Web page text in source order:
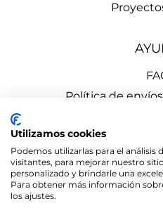
Política de
Política de
Política
Utilizamos cookies
Podemos utilizarlas para el análisis
visitantes, para mejorar nuestro
personalizado y brindarle una
Para obtener más información
los ajustes.